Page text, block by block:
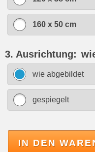
160 x 50 cm
3. Ausrichtung:
wie abgebildet
gespiegelt
IN DEN